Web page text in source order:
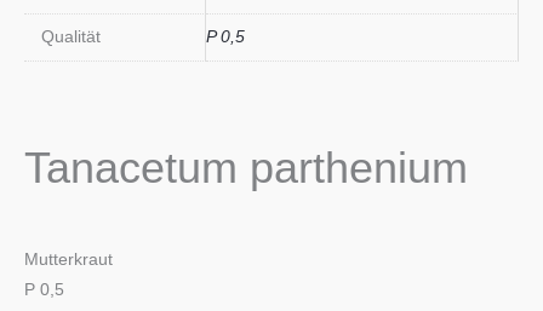
Qualität P 0,5
Tanacetum parthenium
Mutterkraut
P 0,5